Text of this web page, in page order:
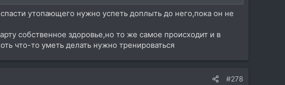
утопающего нужно успеть доплыть до него,пока он не
собственное здоровье,но то же самое происходит и в
что-то уметь делать нужно тренироваться
#278